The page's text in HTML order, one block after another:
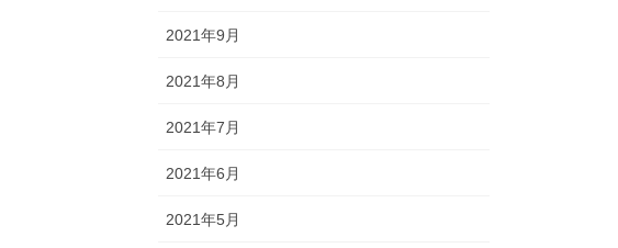
2021年9月
2021年8月
2021年7月
2021年6月
2021年5月